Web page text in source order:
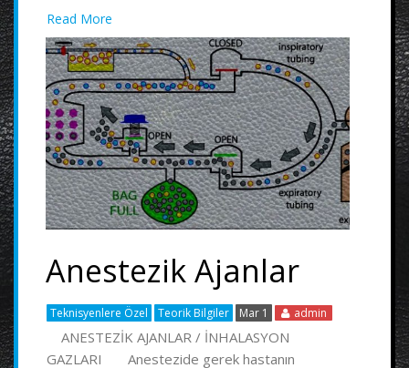
Read More
Anestezik Ajanlar
Teknisyenlere Özel Teorik Bilgiler Mar 1 admin
ANESTEZİK AJANLAR / İNHALASYON
GAZLARI Anestezide gerek hastanın